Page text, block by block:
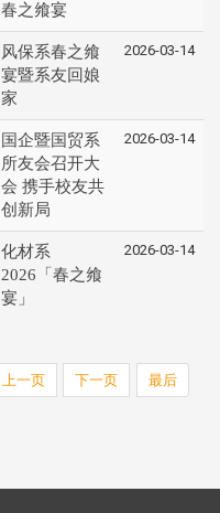
春之飨宴
风保系春之飨
宴暨系友回娘
家
2026-03-14
国企暨国贸系
所友会召开大
会 携手校友共
创新局
2026-03-14
化材系
2026「春之飨
宴」
2026-03-14
上一页 下一页 最后